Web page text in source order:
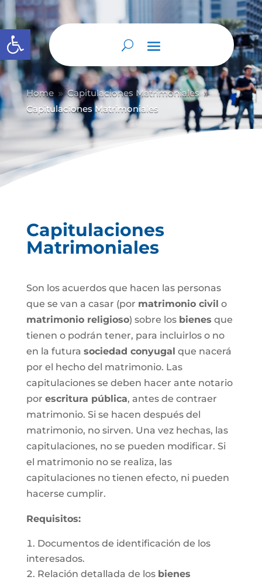
Abrir barra de herramientas
Home 9 Capitulaciones Matrimoniales 9
Capitulaciones Matrimoniales
Capitulaciones
Matrimoniales
Son los acuerdos que hacen las personas
que se van a casar (por matrimonio civil o
matrimonio religioso) sobre los bienes que
tienen o podrán tener, para incluirlos o no
en la futura sociedad conyugal que nacerá
por el hecho del matrimonio. Las
capitulaciones se deben hacer ante notario
por escritura pública, antes de contraer
matrimonio. Si se hacen después del
matrimonio, no sirven. Una vez hechas, las
capitulaciones, no se pueden modificar. Si
el matrimonio no se realiza, las
capitulaciones no tienen efecto, ni pueden
hacerse cumplir.
Requisitos:
Documentos de identificación de los
interesados.
Relación detallada de los bienes